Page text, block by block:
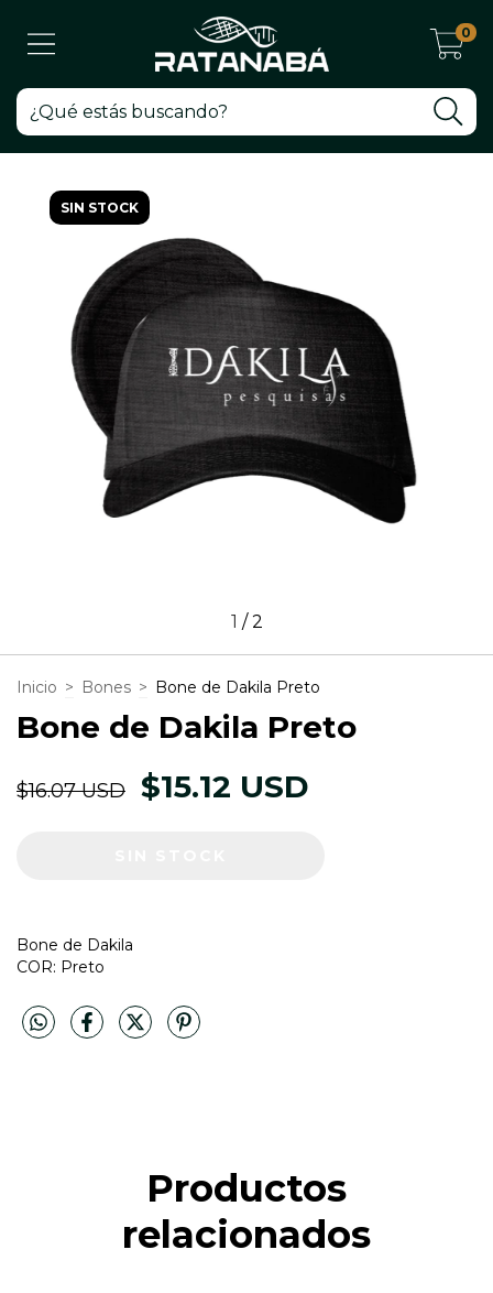
0
SIN STOCK
1 /2
Inicio > Bones > Bone de Dakila Preto
Bone de Dakila Preto
$16.07 USD $15.12 USD
Bone de Dakila
COR: Preto
Productos
relacionados